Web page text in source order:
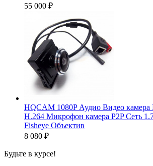
55 000 ₽
HQCAM 1080P Аудио Видео камера
H.264 Микрофон камера P2P Сеть
Fisheye Объектив
8 080 ₽
Будьте в курсе!